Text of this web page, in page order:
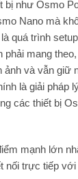
bị như Osmo
Nano mà
quá trình
phải mang
ảnh và vẫn giữ
là giải pháp
các thiết bị